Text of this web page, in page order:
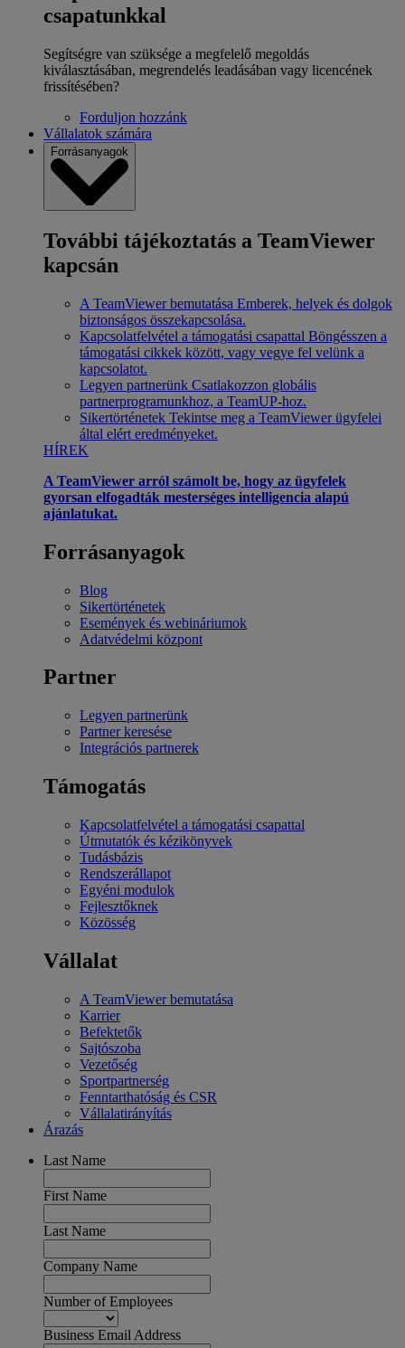
csapatunkkal
Segítségre van szüksége a megfelelő megoldás
kiválasztásában, megrendelés leadásában vagy licencének
frissítésében?
Forduljon hozzánk
Vállalatok számára
Forrásanyagok
További tájékoztatás a TeamViewer
kapcsán
A TeamViewer bemutatása Emberek, helyek és dolgok
biztonságos összekapcsolása.
Kapcsolatfelvétel a támogatási csapattal Böngésszen a
támogatási cikkek között, vagy vegye fel velünk a
kapcsolatot.
Legyen partnerünk Csatlakozzon globális
partnerprogramunkhoz, a TeamUP-hoz.
Sikertörténetek Tekintse meg a TeamViewer ügyfelei
által elért eredményeket.
HÍREK
A TeamViewer arról számolt be, hogy az ügyfelek
gyorsan elfogadták mesterséges intelligencia alapú
ajánlatukat.
Forrásanyagok
Blog
Sikertörténetek
Események és webináriumok
Adatvédelmi központ
Partner
Legyen partnerünk
Partner keresése
Integrációs partnerek
Támogatás
Kapcsolatfelvétel a támogatási csapattal
Útmutatók és kézikönyvek
Tudásbázis
Rendszerállapot
Egyéni modulok
Fejlesztőknek
Közösség
Vállalat
A TeamViewer bemutatása
Karrier
Befektetők
Sajtószoba
Vezetőség
Sportpartnerség
Fenntarthatóság és CSR
Vállalatirányítás
Árazás
Last Name
First Name
Last Name
Company Name
Number of Employees
Business Email Address